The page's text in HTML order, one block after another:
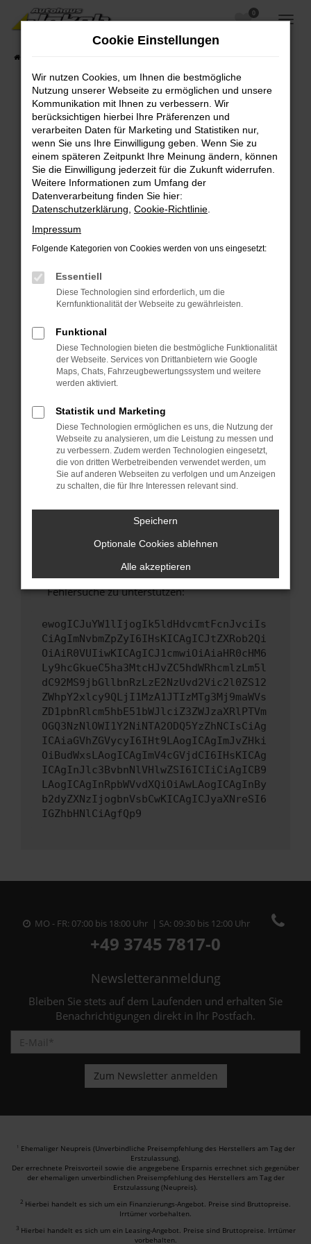
Zum
Hauptinhalt
0
Fehler: Network Error
Beim Laden ist ein Fehler aufgetreten.
Hier sind ein paar Tipps, die dir helfen können:
Überprüfe deine Firewall und deine
Internetverbindung.
Laden andere Webseiten, zum Beispiel deine
Suchmaschine?
Prüfe deine Browsererweiterungen.
Manche Erweiterungen, wie Werbeblocker,
können das Laden bestimmter Seiten
verhindern. Funktioniert die Seite in einem
Fenster?
Starte dein Gerät neu.
Das kann manchmal helfen, vorübergehende
Probleme zu beheben.
Betriebssystem auf dem neuesten Stand
sind.
Veraltete Software birgt nicht nur ein
Sicherheitsrisiko, sondern kann auch dazu
führen, dass bestimmte Funktionen nicht mehr
unterstützt werden.
Wende dich an den Webseitenbetreiber.
Wenn du alle oben genannten Schritte versucht
hast, kontaktiere uns bitte. Wir werden
versuchen, das Problem zu beheben. Du kannst
uns diesen Text schicken, um uns bei der
Fehlersuche zu unterstützen:
ewogICJuYW1lIjogIk5ldHdvcmtFcnJvciIs
CiAgImNvbmZpZyI6IHsKICAgICJtZXRob2Qi
OiAiR0VUIiwKICAgICJ1cmwiOiAiaHR0cHM6
Ly9hcGkueC5ha3MtcHJvZC5hdWRhcmlzLm5l
dC92MS9jbGllbnRzLzE2NzUvd2Vic2l0ZS12
ZWhpY2xlcy9QLjI1MzA1JTIzMTg3Mj9maWVs
ZD1pbnRlcm5hbE51bWJlciZ3ZWJzaXRlPTVm
OGQ3NzNlOWI1Y2NiNTA2ODQ5YzZhNCIsCiAg
ICAiaGVhZGVycyI6IHt9LAogICAgImJvZHki
OiBudWxsLAogICAgImV4cGVjdCI6IHsKICAg
ICAgInJlc3BvbnNlVHlwZSI6ICIiCiAgICB9
LAogICAgInRpbWVvdXQiOiAwLAogICAgInBy
b2dyZXNzIjogbnVsbCwKICAgICJyaXNreSI6
IGZhbHNlCiAgfQp9
MO - FR: 07:00 bis 18:00 Uhr | SA: 09:30 bis 12:00 Uhr
+49 3745 7817-0
Newsletteranmeldung
Bleiben Sie stets auf dem Laufenden und erhalten Sie
Benachrichtigungen direkt in Ihr Postfach.
1 Ehemaliger Neupreis (Unverbindliche Preisempfehlung des Herstellers am Tag der
Erstzulassung).
Der errechnete Preisvorteil sowie die angegebene Ersparnis errechnet sich gegenüber
der ehemaligen unverbindlichen Preisempfehlung des Herstellers am Tag der
Erstzulassung (Neupreis).
2 Hierbei handelt es sich um ein Finanzierungs-Angebot. Preise sind Bruttopreise.
Irrtümer vorbehalten.
3 Hierbei handelt es sich um ein Leasing-Angebot. Preise sind Bruttopreise. Irrtümer
vorbehalten.
Cookie Einstellungen
Wir nutzen Cookies, um Ihnen die bestmögliche
Nutzung unserer Webseite zu ermöglichen und unsere
Kommunikation mit Ihnen zu verbessern. Wir
berücksichtigen hierbei Ihre Präferenzen und
verarbeiten Daten für Marketing und Statistiken nur,
wenn Sie uns Ihre Einwilligung geben. Wenn Sie zu
einem späteren Zeitpunkt Ihre Meinung ändern, können
Sie die Einwilligung jederzeit für die Zukunft widerrufen.
Weitere Informationen zum Umfang der
Datenverarbeitung finden Sie hier:
Datenschutzerklärung Cookie-Richtlinie
Impressum
Folgende Kategorien von Cookies werden von uns eingesetzt:
Essentiell
Diese Technologien sind erforderlich, um die
Kernfunktionalität der Webseite zu gewährleisten.
Funktional
Diese Technologien bieten die bestmögliche Funktionalität
der Webseite. Services von Drittanbietern wie Google
Maps, Chats, Fahrzeugbewertungssystem und weitere
werden aktiviert.
Statistik und Marketing
Diese Technologien ermöglichen es uns, die Nutzung der
Webseite zu analysieren, um die Leistung zu messen und
zu verbessern. Zudem werden Technologien eingesetzt,
die von dritten Werbetreibenden verwendet werden, um
Sie auf anderen Webseiten zu verfolgen und um Anzeigen
zu schalten, die für Ihre Interessen relevant sind.
Speichern
Optionale Cookies ablehnen
Alle akzeptieren